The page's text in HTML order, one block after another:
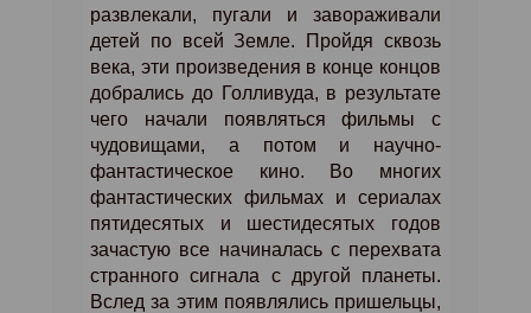
развлекали, пугали и завораживали
детей по всей Земле. Пройдя сквозь
века, эти произведения в конце концов
добрались до Голливуда, в результате
чего начали появляться фильмы с
чудовищами, а потом и научно-
фантастическое кино. Во многих
фантастических фильмах и сериалах
пятидесятых и шестидесятых годов
зачастую все начиналась с перехвата
странного сигнала с другой планеты.
Вслед за этим появлялись пришельцы,